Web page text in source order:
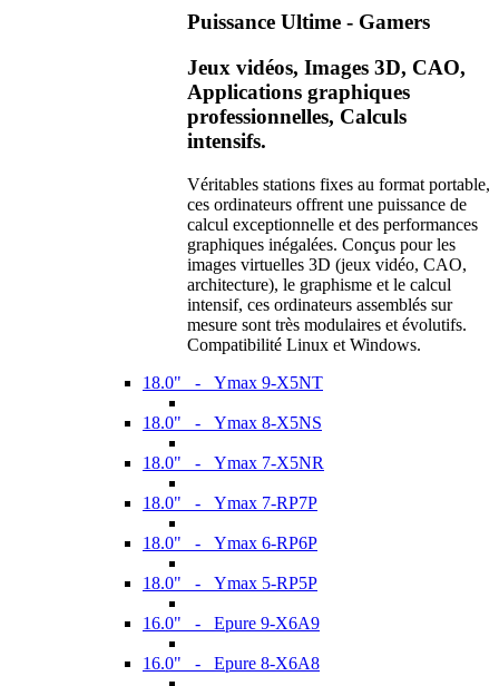
Puissance Ultime - Gamers
Jeux vidéos, Images 3D, CAO,
Applications graphiques
professionnelles, Calculs
intensifs.
Véritables stations fixes au format portable,
ces ordinateurs offrent une puissance de
calcul exceptionnelle et des performances
graphiques inégalées. Conçus pour les
images virtuelles 3D (jeux vidéo, CAO,
architecture), le graphisme et le calcul
intensif, ces ordinateurs assemblés sur
mesure sont très modulaires et évolutifs.
Compatibilité Linux et Windows.
18.0" - Ymax 9-X5NT
18.0" - Ymax 8-X5NS
18.0" - Ymax 7-X5NR
18.0" - Ymax 7-RP7P
18.0" - Ymax 6-RP6P
18.0" - Ymax 5-RP5P
16.0" - Epure 9-X6A9
16.0" - Epure 8-X6A8